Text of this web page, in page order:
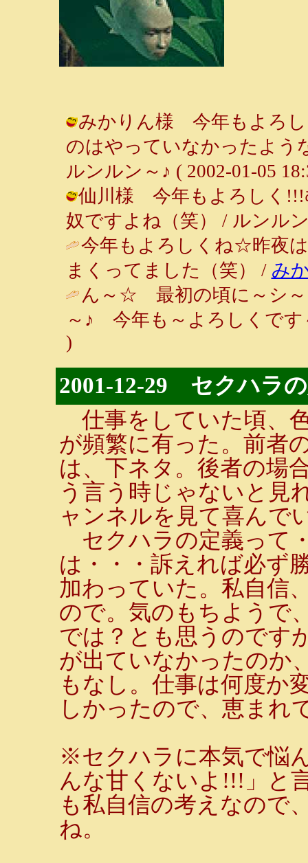
みかりん様 今年もよろし
のはやっていなかったよう
ルンルン～♪ ( 2002-01-05
仙川様 今年もよろしく!!!
奴ですよね（笑） / ルンル
今年もよろしくね☆昨夜
まくってました（笑） / み
ん～☆ 最初の頃に～シ
～♪ 今年も～よろしくで
)
2001-12-29 セクハラ
仕事をしていた頃、
が頻繁に有った。前者
は、下ネタ。後者の場
う言う時じゃないと見
ャンネルを見て喜んで
セクハラの定義って
は・・・訴えれば必ず
加わっていた。私自信
ので。気のもちようで
では？とも思うのです
が出ていなかったのか
もなし。仕事は何度か
しかったので、恵まれ
※セクハラに本気で悩
んな甘くないよ!!!」と
も私自信の考えなので
ね。